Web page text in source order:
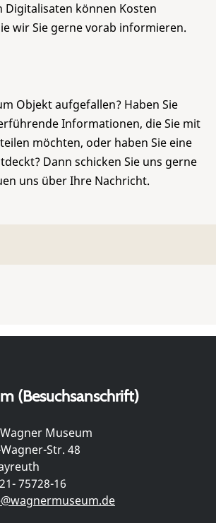
Digitalisaten können Kosten
wir Sie gerne vorab informieren.
Objekt aufgefallen? Haben Sie
Informationen, die Sie mit
möchten, oder haben Sie eine
Dann schicken Sie uns gerne
uns über Ihre Nachricht.
(Besuchsanschrift)
Museum
Str. 48
75728-16